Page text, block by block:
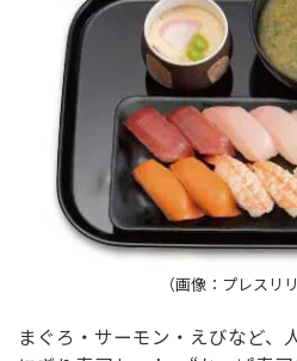
（画像：プレスリ
まぐろ・サーモン・えびなど、